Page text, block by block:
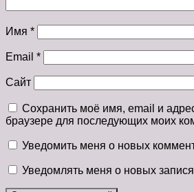
Имя *
Email *
Сайт
Сохранить моё имя, email и
браузере для последующих моих
Уведомить меня о новых
Уведомлять меня о новых